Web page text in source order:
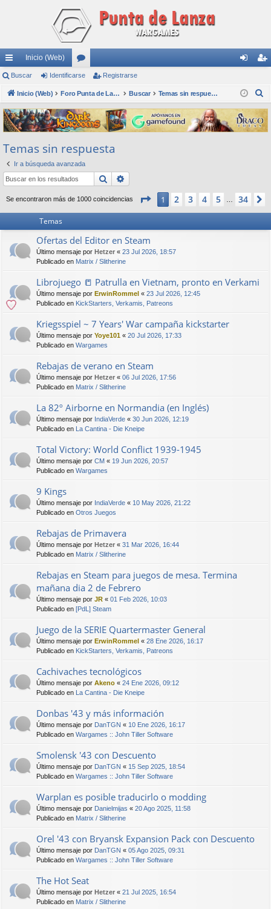
nl
ac
es
rá
pi
do
s
Inicio (Web)
or
os nti
fic
ar
ist
ra
rs
Buscar Identificarse Registrarse
Inicio (Web) Foro Punta de Lanza Wargames Buscar Temas sin respuesta
s
c
Temas sin respuesta
Ir a búsqueda avanzada
Buscar
Se encontraron más de 1000 coincidencias Página de 34
1 2 3 4 5 34
Temas
Ofertas del Editor en Steam
Último mensaje por Hetzer « 23 Jul 2026, 18:57
Publicado en Matrix / Slitherine
Librojuego 📒 Patrulla en Vietnam, pronto en Verkami
Último mensaje por ErwinRommel « 23 Jul 2026, 12:45
Publicado en KickStarters, Verkamis, Patreons
Kriegsspiel ~ 7 Years' War campaña kickstarter
Último mensaje por Yoye101 « 20 Jul 2026, 17:33
Publicado en Wargames
Rebajas de verano en Steam
Último mensaje por Hetzer « 06 Jul 2026, 17:56
Publicado en Matrix / Slitherine
La 82º Airborne en Normandia (en Inglés)
Último mensaje por IndiaVerde « 30 Jun 2026, 12:19
Publicado en La Cantina - Die Kneipe
Total Victory: World Conflict 1939-1945
Último mensaje por CM « 19 Jun 2026, 20:57
Publicado en Wargames
9 Kings
Último mensaje por IndiaVerde « 10 May 2026, 21:22
Publicado en Otros Juegos
Rebajas de Primavera
Último mensaje por Hetzer « 31 Mar 2026, 16:44
Publicado en Matrix / Slitherine
Rebajas en Steam para juegos de mesa. Termina
mañana dia 2 de Febrero
Último mensaje por JR « 01 Feb 2026, 10:03
Publicado en [PdL] Steam
Juego de la SERIE Quartermaster General
Último mensaje por ErwinRommel « 28 Ene 2026, 16:17
Publicado en KickStarters, Verkamis, Patreons
Cachivaches tecnológicos
Último mensaje por Akeno « 24 Ene 2026, 09:12
Publicado en La Cantina - Die Kneipe
Donbas '43 y más información
Último mensaje por DanTGN « 10 Ene 2026, 16:17
Publicado en Wargames :: John Tiller Software
Smolensk '43 con Descuento
Último mensaje por DanTGN « 15 Sep 2025, 18:54
Publicado en Wargames :: John Tiller Software
Warplan es posible traducirlo o modding
Último mensaje por Danielmijas « 20 Ago 2025, 11:58
Publicado en Matrix / Slitherine
Orel '43 con Bryansk Expansion Pack con Descuento
Último mensaje por DanTGN « 05 Ago 2025, 09:31
Publicado en Wargames :: John Tiller Software
The Hot Seat
Último mensaje por Hetzer « 21 Jul 2025, 16:54
Publicado en Matrix / Slitherine